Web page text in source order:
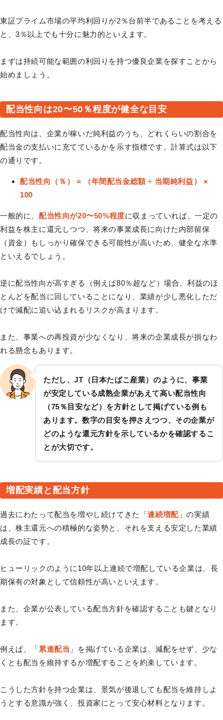
東証プライム市場の平均利回りが2％台前半であることを考える
と、3％以上でも十分に魅力的といえます。
まずは持続可能な範囲の利回りを持つ優良企業を探すことから
始めましょう。
配当性向は20〜50％程度が健全な目安
配当性向は、企業が稼いだ純利益のうち、どれくらいの割合を
配当金の支払いに充てているかを示す指標です。計算式は以下
の通りです。
配当性向（％） = （年間配当金総額 ÷ 当期純利益） ×
100
一般的に、 配当性向が20〜50%程度に収まっていれば、一定の
利益を株主に還元しつつ、将来の事業成長に向けた内部留保
（資金）もしっかり確保できる可能性が高いため、健全な水準
といえるでしょう。
逆に配当性向が高すぎる（例えば80％超など）場合、利益のほ
とんどを配当に回していることになり、業績が少し悪化しただ
けで減配に追い込まれるリスクが高まります。
また、事業への再投資が少なくなり、将来の企業成長が損なわ
れる懸念もあります。
ただし、JT（日本たばこ産業）のように、事業
が安定している成熟企業があえて高い配当性向
（75％目安など）を方針として掲げている例も
あります。数字の目安を押さえつつ、その企業が
どのような還元方針を示しているかを確認するこ
とが大切です。
増配実績と配当方針
過去にわたって配当を増やし続けてきた「連続増配」の実績
は、株主還元への積極的な姿勢と、それを支える安定した業績
成長の証です。
ヒューリックのように10年以上連続で増配している企業は、長
期保有の対象として信頼性が高いといえます。
また、企業が公表している配当方針を確認することも鍵となり
ます。
例えば、「 累進配当 」を掲げている企業は、減配をせず、少な
くとも配当を維持するか増配することを約束しています。
こうした方針を持つ企業は、景気が後退しても配当を維持しよ
うとする意識が強く、投資家にとって安心材料となります。